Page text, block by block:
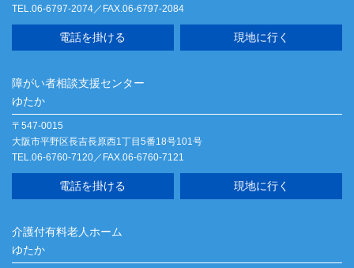
TEL.06-6797-2074／FAX.06-6797-2084
電話を掛ける 現地に行く
障がい者相談支援センター
ゆたか
〒547-0015
大阪市平野区長吉長原西1丁目5番18号101号
TEL.06-6760-7120／FAX.06-6760-7121
電話を掛ける 現地に行く
介護付有料老人ホーム
ゆたか